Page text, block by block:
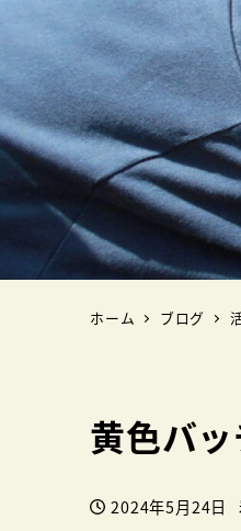
ホーム ブログ
黄色バ
投稿日
2024年5月24日